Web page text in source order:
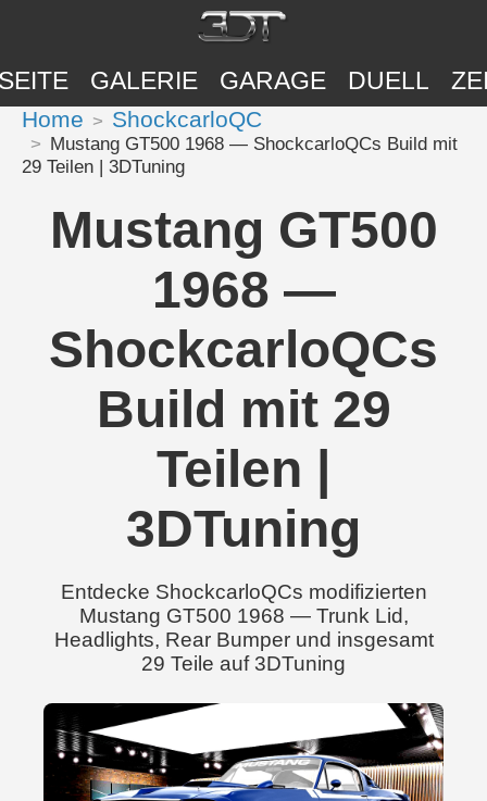
GALERIE GARAGE DUELL
Home ShockcarloQC
Mustang GT500 1968 — ShockcarloQCs Build mit
29 Teilen | 3DTuning
Mustang GT500
1968 —
ShockcarloQCs
Build mit 29
Teilen |
3DTuning
Entdecke ShockcarloQCs modifizierten
Mustang GT500 1968 — Trunk Lid,
Headlights, Rear Bumper und insgesamt
29 Teile auf 3DTuning